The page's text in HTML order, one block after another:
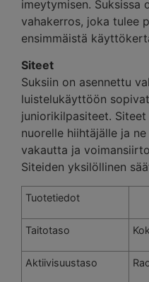
imeytymisen. Suksissa
vahakerros, joka tulee
ensimmäistä
Siteet
Suksiin on asennettu
luistelukäyttöön
juniorikilpasiteet.
nuorelle hiihtäjälle ja
vakautta ja
Siteiden yksilöllinen
Tuotetiedot
Taitotaso
Aktiivisuustaso